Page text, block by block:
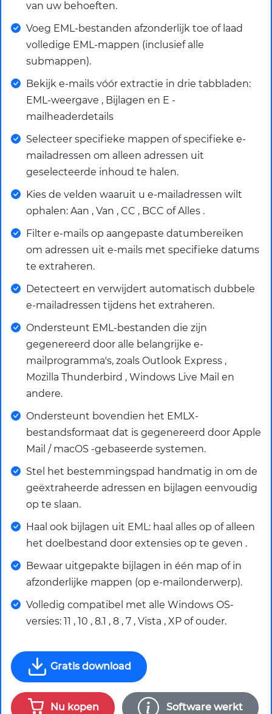
van uw behoeften.
Voeg EML-bestanden afzonderlijk toe of laad
volledige EML-mappen (inclusief alle
submappen).
Bekijk e-mails vóór extractie in drie tabbladen:
EML-weergave , Bijlagen en E -
mailheaderdetails
Selecteer specifieke mappen of specifieke e-
mailadressen om alleen adressen uit
geselecteerde inhoud te halen.
Kies de velden waaruit u e-mailadressen wilt
ophalen: Aan , Van , CC , BCC of Alles .
Filter e-mails op aangepaste datumbereiken
om adressen uit e-mails met specifieke datums
te extraheren.
Detecteert en verwijdert automatisch dubbele
e-mailadressen tijdens het extraheren.
Ondersteunt EML-bestanden die zijn
gegenereerd door alle belangrijke e-
mailprogramma's, zoals Outlook Express ,
Mozilla Thunderbird , Windows Live Mail en
andere.
Ondersteunt bovendien het EMLX-
bestandsformaat dat is gegenereerd door Apple
Mail / macOS -gebaseerde systemen.
Stel het bestemmingspad handmatig in om de
geëxtraheerde adressen en bijlagen eenvoudig
op te slaan.
Haal ook bijlagen uit EML: haal alles op of alleen
het doelbestand door extensies op te geven .
Bewaar uitgepakte bijlagen in één map of in
afzonderlijke mappen (op e-mailonderwerp).
Volledig compatibel met alle Windows OS-
versies: 11 , 10 , 8.1 , 8 , 7 , Vista , XP of ouder.
Gratis download
Nu kopen Software werkt